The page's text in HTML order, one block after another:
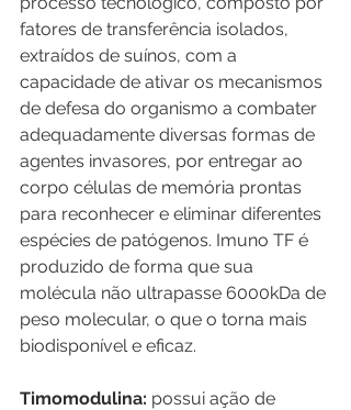
fatores de transferência isolados,
extraídos de suínos, com a
capacidade de ativar os mecanismos
de defesa do organismo a combater
adequadamente diversas formas de
agentes invasores, por entregar ao
corpo células de memória prontas
para reconhecer e eliminar diferentes
espécies de patógenos. Imuno TF é
produzido de forma que sua
molécula não ultrapasse 6000kDa de
peso molecular, o que o torna mais
biodisponível e eficaz.
Timomodulina: possui ação de